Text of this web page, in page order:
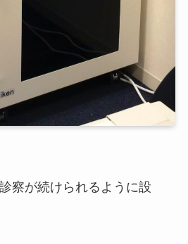
察が続けられるように設